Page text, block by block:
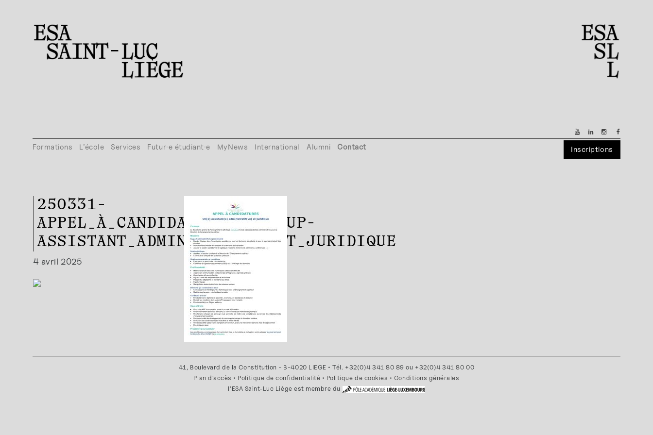
Formations L’école Services Futur·e étudiant·e MyNews International Alumni Contact Inscriptions
250331-
APPEL_À_CANDIDATURES_DIRSUP-
ASSISTANT_ADMINISTRATIF_ET_JURIDIQUE
4 avril 2025
41, Boulevard de la Constitution - B-4020 LIEGE • Tél. +32(0)4 341 80 89 ou +32(0)4 341 80 00
Plan d'accès • Politique de confidentialité • Politique de cookies • Conditions générales
l'ESA Saint-Luc Liège est membre du